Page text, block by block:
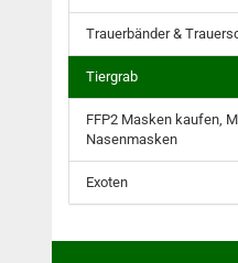
Trauerbänder &
Tiergrab
FFP2 Masken kaufen,
Nasenmasken
Exoten